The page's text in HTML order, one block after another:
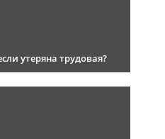
утеряна трудовая?